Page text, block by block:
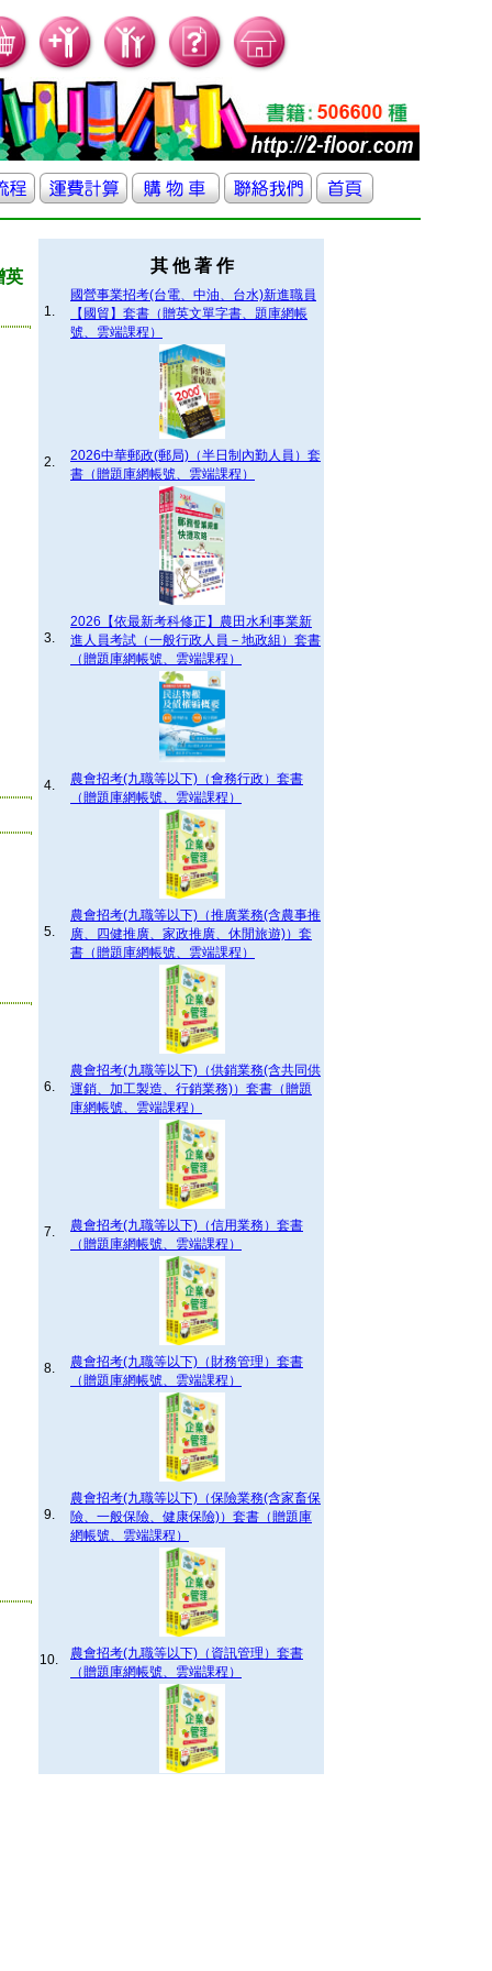
英
其 他 著 作
1.
國營事業招考(台電、中油、台水)新進職員
【國貿】套書（贈英文單字書、題庫網帳
號、雲端課程）
2.
2026中華郵政(郵局)（半日制內勤人員）套
書（贈題庫網帳號、雲端課程）
3.
2026【依最新考科修正】農田水利事業新
進人員考試（一般行政人員－地政組）套書
（贈題庫網帳號、雲端課程）
4.
農會招考(九職等以下)（會務行政）套書
（贈題庫網帳號、雲端課程）
5.
農會招考(九職等以下)（推廣業務(含農事推
廣、四健推廣、家政推廣、休閒旅遊)）套
書（贈題庫網帳號、雲端課程）
6.
農會招考(九職等以下)（供銷業務(含共同供
運銷、加工製造、行銷業務)）套書（贈題
庫網帳號、雲端課程）
7.
農會招考(九職等以下)（信用業務）套書
（贈題庫網帳號、雲端課程）
8.
農會招考(九職等以下)（財務管理）套書
（贈題庫網帳號、雲端課程）
9.
農會招考(九職等以下)（保險業務(含家畜保
險、一般保險、健康保險)）套書（贈題庫
網帳號、雲端課程）
10.
農會招考(九職等以下)（資訊管理）套書
（贈題庫網帳號、雲端課程）